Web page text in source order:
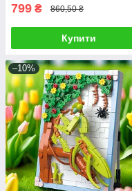
799 ₴ 860,50 ₴
Купити
–10%